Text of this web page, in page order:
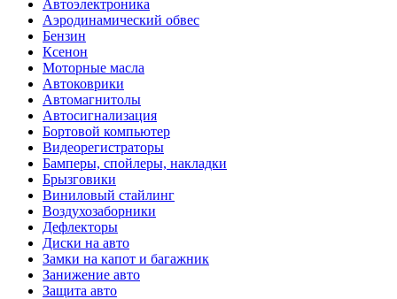
Автоэлектроника
Аэродинамический обвес
Бензин
Ксенон
Моторные масла
Автоковрики
Автомагнитолы
Автосигнализация
Бортовой компьютер
Видеорегистраторы
Бамперы, спойлеры, накладки
Брызговики
Виниловый стайлинг
Воздухозаборники
Дефлекторы
Диски на авто
Замки на капот и багажник
Занижение авто
Защита авто